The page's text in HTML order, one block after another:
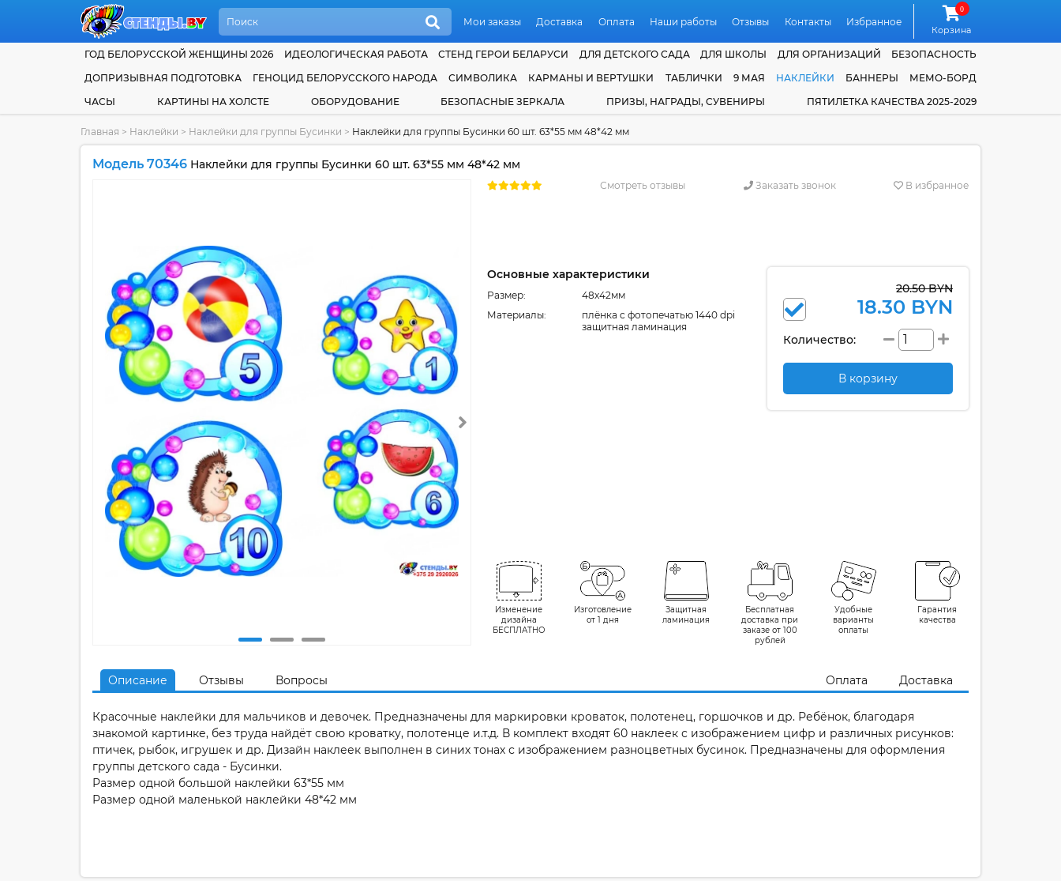
Мои заказы Доставка Оплата Наши работы Отзывы Контакты Избранное
0
Корзина
ГОД БЕЛОРУССКОЙ ЖЕНЩИНЫ 2026 ИДЕОЛОГИЧЕСКАЯ РАБОТА СТЕНД ГЕРОИ БЕЛАРУСИ ДЛЯ ДЕТСКОГО САДА ДЛЯ ШКОЛЫ ДЛЯ ОРГАНИЗАЦИЙ
БЕЗОПАСНОСТЬ
ДОПРИЗЫВНАЯ ПОДГОТОВКА
ГЕНОЦИД БЕЛОРУССКОГО НАРОДА СИМВОЛИКА КАРМАНЫ И ВЕРТУШКИ ТАБЛИЧКИ 9 МАЯ НАКЛЕЙКИ БАННЕРЫ
МЕМО-БОРД
ЧАСЫ
КАРТИНЫ НА ХОЛСТЕ ОБОРУДОВАНИЕ БЕЗОПАСНЫЕ ЗЕРКАЛА ПРИЗЫ, НАГРАДЫ, СУВЕНИРЫ ПЯТИЛЕТКА КАЧЕСТВА 2025-2029
Главная > Наклейки > Наклейки для группы Бусинки > Наклейки для группы Бусинки 60 шт. 63*55 мм 48*42 мм
Модель 70346 Наклейки для группы Бусинки 60 шт. 63*55 мм 48*42 мм
Смотреть отзывы Заказать звонок В избранное
Основные характеристики
Размер:
48x42мм
Материалы:
плёнка с фотопечатью 1440 dpi
защитная ламинация
20.50 BYN
18.30 BYN
Количество:
В корзину
Изменение
дизайна
БЕСПЛАТНО
Изготовление
от 1 дня
Защитная
ламинация
Бесплатная
доставка при
заказе от 100
рублей
Удобные
варианты
оплаты
Гарантия
качества
Описание Отзывы Вопросы Оплата Доставка
Красочные наклейки для мальчиков и девочек. Предназначены для маркировки кроваток, полотенец, горшочков и др. Ребёнок, благодаря
знакомой картинке, без труда найдёт свою кроватку, полотенце и.т.д. В комплект входят 60 наклеек с изображением цифр и различных рисунков:
птичек, рыбок, игрушек и др. Дизайн наклеек выполнен в синих тонах с изображением разноцветных бусинок. Предназначены для оформления
группы детского сада - Бусинки.
Размер одной большой наклейки 63*55 мм
Размер одной маленькой наклейки 48*42 мм